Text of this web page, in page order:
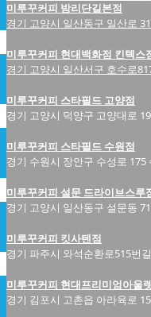
미루꾸커피 밤리단길본점
경기 고양시 일산동구 일산로
미루꾸커피 현대백화점 킨텍스
경기 고양시 일산서구 호수로
미루꾸커피 스타필드 고양점
경기 고양시 덕양구 고양대로
미루꾸커피 스타필드 수원점
경기 수원시 장안구 수성로 175
미루꾸커피 설문 드라이브스루
경기 고양시 일산동구 설문동
미루꾸커피 킷사텐점
경기 파주시 와석순환로515번
미루꾸커피 현대프리미엄아울
경기 김포시 고촌읍 아라육로